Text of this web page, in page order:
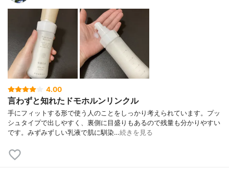
4.00
言わずと知れたドモホルンリンクル
手にフィットする形で使う人のことをしっかり考えられています。プッ
シュタイプで出しやすく、裏側に目盛りもあるので残量も分かりやすい
です。みずみずしい乳液で肌に馴染…続きを見る